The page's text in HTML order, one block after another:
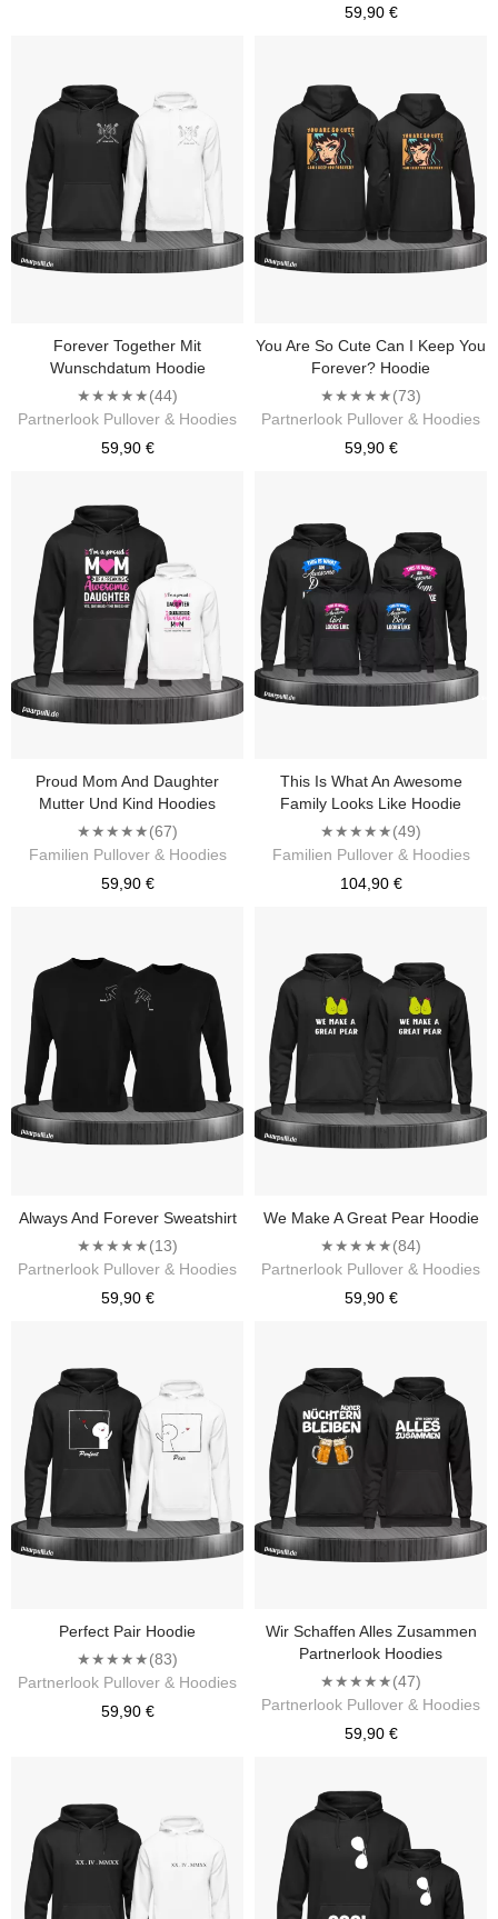
59,90 €
Forever Together Mit
Wunschdatum Hoodie
★★★★★(44)
Partnerlook Pullover & Hoodies
59,90 €
You Are So Cute Can I Keep You
Forever? Hoodie
★★★★★(73)
Partnerlook Pullover & Hoodies
59,90 €
Proud Mom And Daughter
Mutter Und Kind Hoodies
★★★★★(67)
Familien Pullover & Hoodies
59,90 €
This Is What An Awesome
Family Looks Like Hoodie
★★★★★(49)
Familien Pullover & Hoodies
104,90 €
Always And Forever Sweatshirt
★★★★★(13)
Partnerlook Pullover & Hoodies
59,90 €
We Make A Great Pear Hoodie
★★★★★(84)
Partnerlook Pullover & Hoodies
59,90 €
Perfect Pair Hoodie
★★★★★(83)
Partnerlook Pullover & Hoodies
59,90 €
Wir Schaffen Alles Zusammen
Partnerlook Hoodies
★★★★★(47)
Partnerlook Pullover & Hoodies
59,90 €